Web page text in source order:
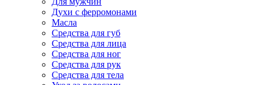
Духи с ферромонами
Масла
Средства для губ
Средства для лица
Средства для ног
Средства для рук
Средства для тела